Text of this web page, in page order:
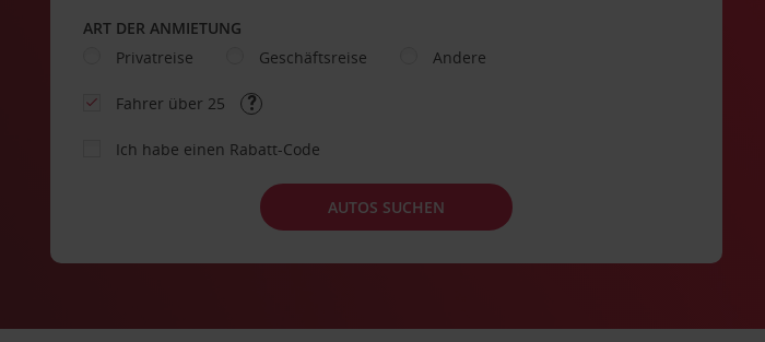
ART DER ANMIETUNG
Privatreise
Geschäftsreise Andere
Fahrer über 25
Ich habe einen Rabatt-Code
AUTOS SUCHEN